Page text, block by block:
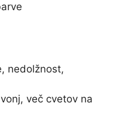
nedolžnost,
več cvetov na